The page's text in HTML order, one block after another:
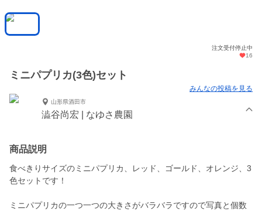
注文受付停止中
16
ミニパプリカ(3色)セット
みんなの投稿を見る
山形県酒田市
澁谷尚宏 | なゆさ農園
商品説明
食べきりサイズのミニパプリカ、レッド、ゴールド、オレンジ、3
色セットです！
ミニパプリカの一つ一つの大きさがバラバラですので写真と個数